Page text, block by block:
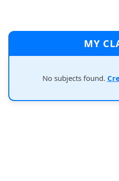
MY
No subjects found.